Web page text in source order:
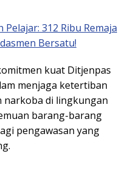
312 Ribu Remaja
Bersatu!
kuat Ditjenpas
menjaga ketertiban
narkoba di lingkungan
barang-barang
pengawasan yang